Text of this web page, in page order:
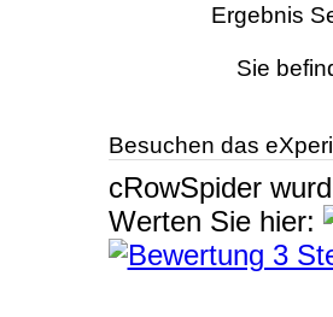
Ergebnis
Sie
Besuchen das
cRowSpider
Werten Sie hier: